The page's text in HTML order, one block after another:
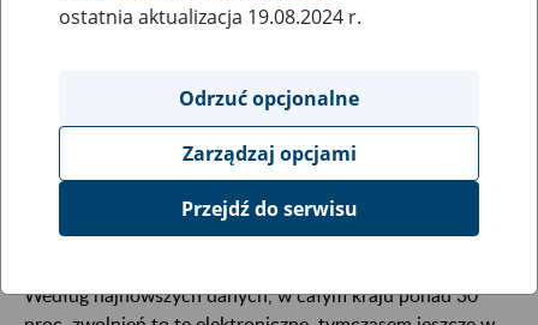
sposobem wystawienia zwolnienia lekarskiego
będzie internet. Prezydent RP podpisał już ustawę
zmieniającą termin wejścia w życie e-ZLA.
Od stycznia 2016 r. do końca maja 2018 lekarze wystawili
Według najnowszych danych, w całym kraju ponad 30
ostatnia aktualizacja 19.08.2024 r.
Odrzuć opcjonalne
Zarządzaj opcjami
Przejdź do serwisu